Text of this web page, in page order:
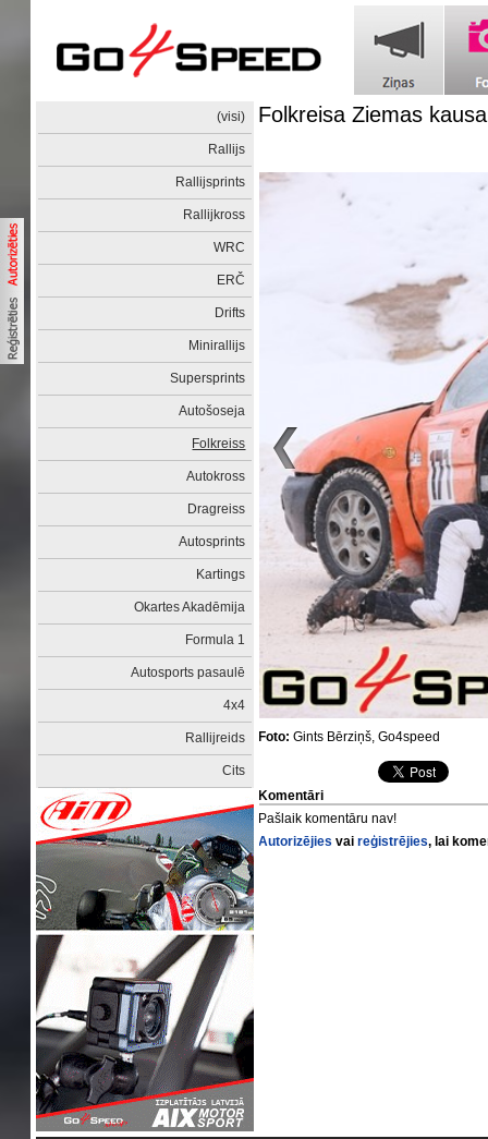
(visi)
Rallijs
Rallijsprints
Rallijkross
WRC
ERČ
Drifts
Minirallijs
Supersprints
Autošoseja
Folkreiss
Autokross
Dragreiss
Autosprints
Kartings
Okartes Akadēmija
Formula 1
Autosports pasaulē
4x4
Rallijreids
Cits
Folkreisa Ziemas
Foto: Gints Bērziņš, Go4speed
Komentāri
Pašlaik komentāru nav!
Autorizējies vaireģistrējies, lai